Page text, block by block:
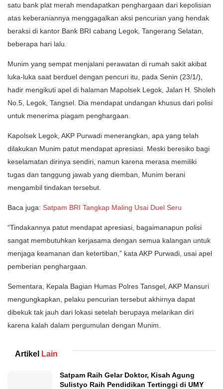
satu bank plat merah mendapatkan penghargaan dari kepolisian
atas keberaniannya menggagalkan aksi pencurian yang hendak
beraksi di kantor Bank BRI cabang Legok, Tangerang Selatan,
beberapa hari lalu.
Munim yang sempat menjalani perawatan di rumah sakit akibat
luka-luka saat berduel dengan pencuri itu, pada Senin (23/1/),
hadir mengikuti apel di halaman Mapolsek Legok, Jalan H. Sholeh
No.5, Legok, Tangsel. Dia mendapat undangan khusus dari polisi
untuk menerima piagam penghargaan.
Kapolsek Legok, AKP Purwadi menerangkan, apa yang telah
dilakukan Munim patut mendapat apresiasi. Meski beresiko bagi
keselamatan dirinya sendiri, namun karena merasa memiliki
tugas dan tanggung jawab yang diemban, Munim berani
mengambil tindakan tersebut.
Baca juga: Satpam BRI Tangkap Maling Usai Duel Seru
“Tindakannya patut mendapat apresiasi, bagaimanapun polisi
sangat membutuhkan kerjasama dengan semua kalangan untuk
menjaga keamanan dan ketertiban,” kata AKP Purwadi, usai apel
pemberian penghargaan.
Sementara, Kepala Bagian Humas Polres Tansgel, AKP Mansuri
mengungkapkan, pelaku pencurian tersebut akhirnya dapat
dibekuk tak jauh dari lokasi setelah berupaya melarikan diri
karena kalah dalam pergumulan dengan Munim.
Artikel Lain
Satpam Raih Gelar Doktor, Kisah Agung
Sulistyo Raih Pendidikan Tertinggi di UMY